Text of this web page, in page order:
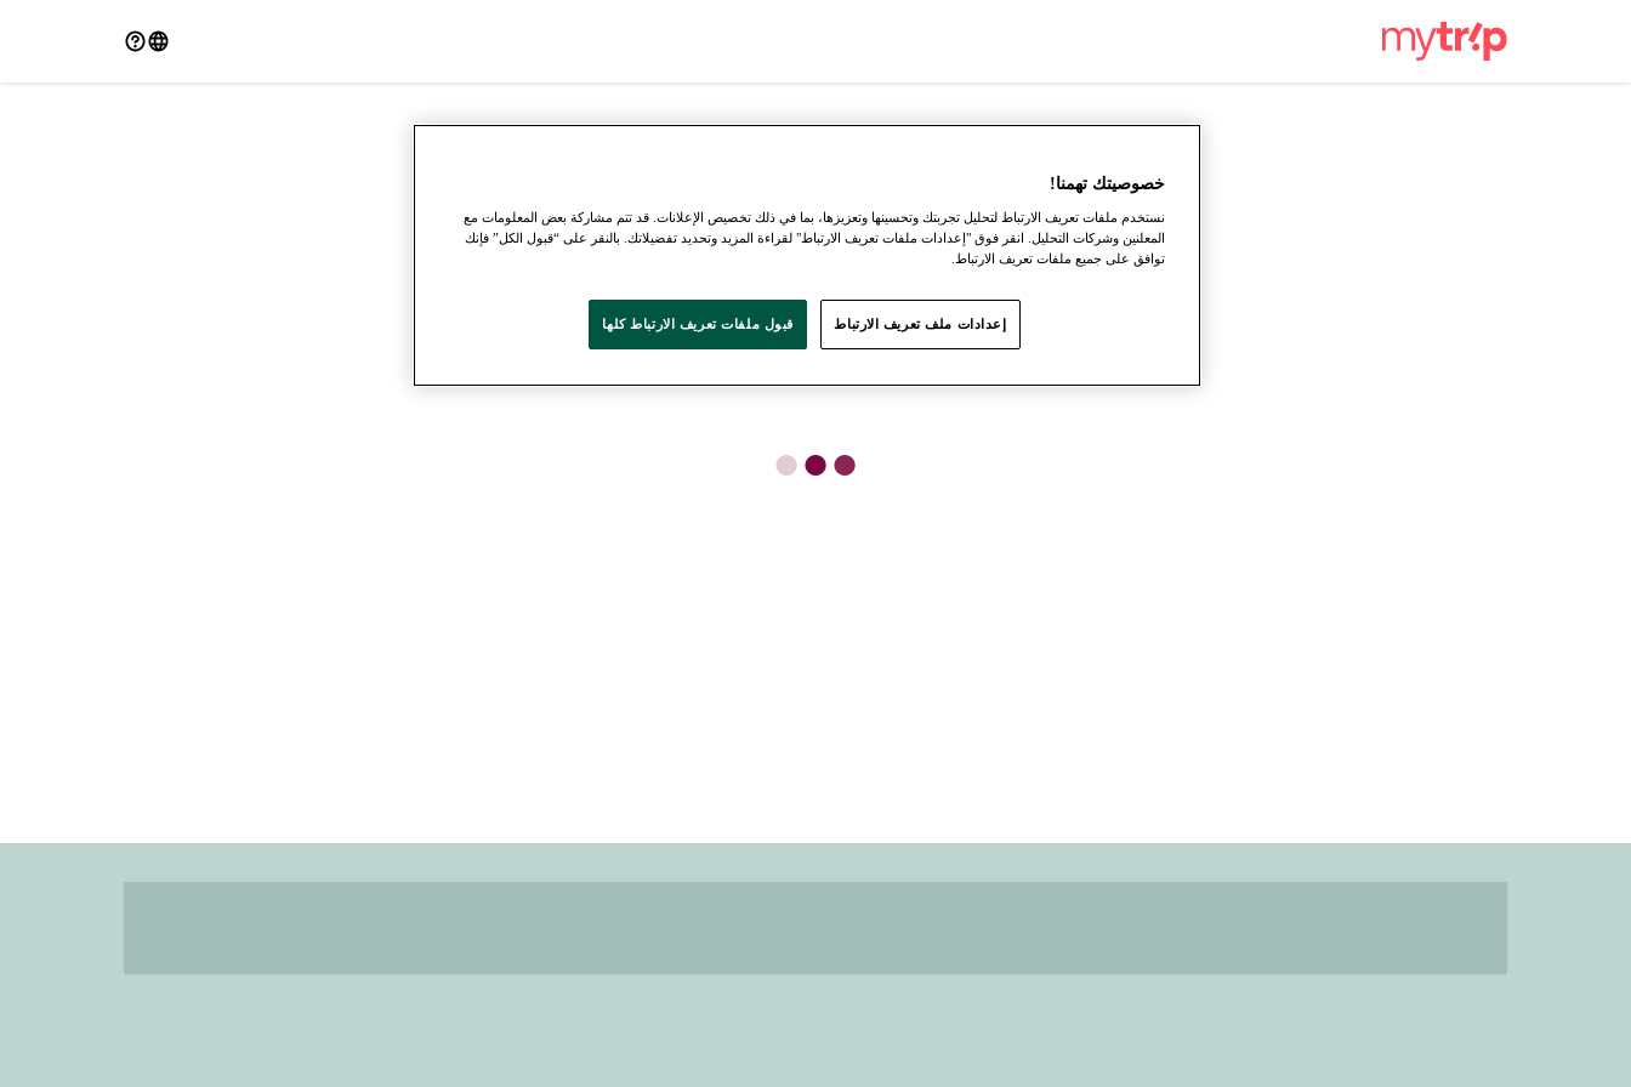
●
●
●
خصوصيتك تهمنا!
نستخدم ملفات تعريف الارتباط لتحليل تجربتك وتحسينها وتعزيزها، بما في ذلك تخصيص الإعلانات. قد تتم مشاركة بعض المعلومات مع
المعلنين وشركات التحليل. انقر فوق "إعدادات ملفات تعريف الارتباط" لقراءة المزيد وتحديد تفضيلاتك. بالنقر على “قبول الكل” فإنك
توافق على جميع ملفات تعريف الارتباط.
إعدادات ملف تعريف الارتباط قبول ملفات تعريف الارتباط كلها